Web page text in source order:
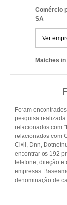
Comércio
SA
Ver
Matches
Foram
pesquisa realizada
relacionados com
relacionados com
Civil, Dnn,
encontrar os 192
telefone, direção e
empresas.
denominação de